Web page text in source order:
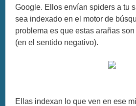
Google. Ellos envían spiders a tu
sea indexado en el motor de
problema es que estas arañas
(en el sentido negativo).
Ellas indexan lo que ven en ese